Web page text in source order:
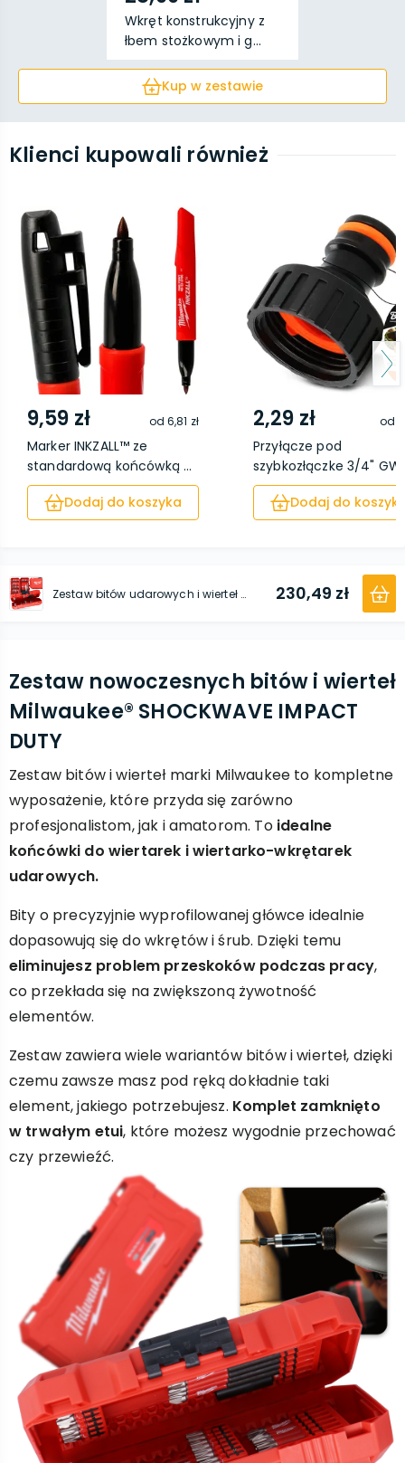
Wkręt konstrukcyjny z
łbem stożkowym i g...
Kup w zestawie
Klienci kupowali również
9,59 zł od6,81 zł
Marker INKZALL™ ze
standardową końcówką ...
Dodaj do koszyka
2,29 zł od
Przyłącze pod
szybkozłączke 3/4" GW
S...
Dodaj do
Zestaw bitów udarowych i wierteł SHOCKWAVE IMPACT DUTY™ 48 szt. Milwaukee® 230,49 zł
Zestaw nowoczesnych bitów i wierteł
Milwaukee® SHOCKWAVE IMPACT
DUTY
Zestaw bitów i wierteł marki Milwaukee to kompletne
wyposażenie, które przyda się zarówno
profesjonalistom, jak i amatorom. To idealne
końcówki do wiertarek i wiertarko-wkrętarek
udarowych.
Bity o precyzyjnie wyprofilowanej główce idealnie
dopasowują się do wkrętów i śrub. Dzięki temu
eliminujesz problem przeskoków podczas pracy,
co przekłada się na zwiększoną żywotność
elementów.
Zestaw zawiera wiele wariantów bitów i wierteł, dzięki
czemu zawsze masz pod ręką dokładnie taki
element, jakiego potrzebujesz. Komplet zamknięto
w trwałym etui, które możesz wygodnie przechować
czy przewieźć.